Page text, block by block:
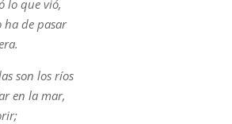
lo que vió,
de pasar
son los ríos
en la mar,